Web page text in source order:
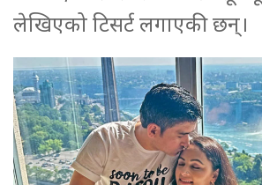
लेखिएको टिसर्ट लगाएकी छन्।